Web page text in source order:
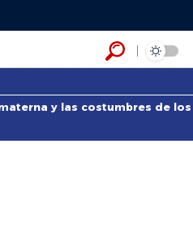
y las costumbres de